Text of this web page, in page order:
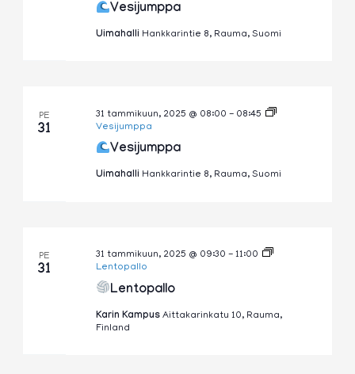
Vesijumppa
Uimahalli Hankkarintie 8, Rauma, Suomi
PE
31
Vesijumppa
31 tammikuun, 2025 @ 08:00 - 08:45
Vesijumppa
Uimahalli Hankkarintie 8, Rauma, Suomi
PE
31
Lentopallo
31 tammikuun, 2025 @ 09:30 - 11:00
Lentopallo
Karin Kampus Aittakarinkatu 10, Rauma,
Finland